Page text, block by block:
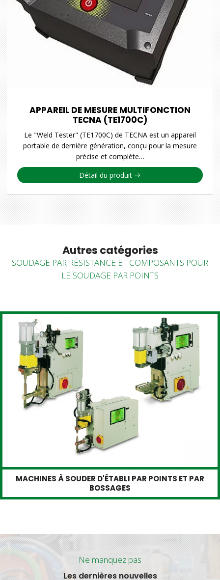
APPAREIL DE MESURE MULTIFONCTION
TECNA (TE1700C)
Le "Weld Tester" (TE1700C) de TECNA est un appareil
portable de dernière génération, conçu pour la mesure
précise et complète…
Détail du produit
Autres catégories
SOUDAGE PAR RÉSISTANCE ET COMPOSANTS POUR
LE SOUDAGE PAR POINTS
MACHINES À SOUDER D'ÉTABLI PAR POINTS ET PAR
BOSSAGES
Ne manquez pas
Les dernières nouvelles